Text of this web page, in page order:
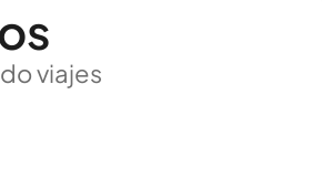
viajes